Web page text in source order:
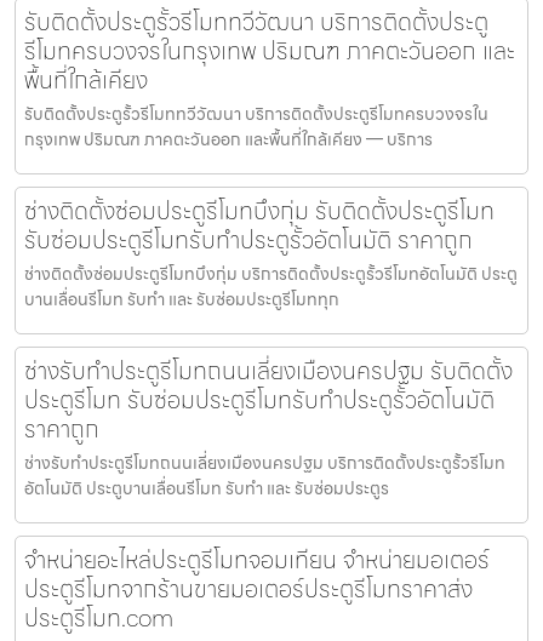
รับติดตั้งประตูรั้วรีโมททวีวัฒนา บริการติดตั้งประตู
รีโมทครบวงจรในกรุงเทพ ปริมณฑ ภาคตะวันออก และ
พื้นที่ใกล้เคียง
รับติดตั้งประตูรั้วรีโมททวีวัฒนา บริการติดตั้งประตูรีโมทครบวงจรใน
กรุงเทพ ปริมณฑ ภาคตะวันออก และพื้นที่ใกล้เคียง — บริการ
ช่างติดตั้งซ่อมประตูรีโมทบึงกุ่ม รับติดตั้งประตูรีโมท
รับซ่อมประตูรีโมทรับทำประตูรั้วอัตโนมัติ ราคาถูก
ช่างติดตั้งซ่อมประตูรีโมทบึงกุ่ม บริการติดตั้งประตูรั้วรีโมทอัตโนมัติ ประตู
บานเลื่อนรีโมท รับทำ และ รับซ่อมประตูรีโมททุก
ช่างรับทำประตูรีโมทถนนเลี่ยงเมืองนครปฐม รับติดตั้ง
ประตูรีโมท รับซ่อมประตูรีโมทรับทำประตูรั้วอัตโนมัติ
ราคาถูก
ช่างรับทำประตูรีโมทถนนเลี่ยงเมืองนครปฐม บริการติดตั้งประตูรั้วรีโมท
อัตโนมัติ ประตูบานเลื่อนรีโมท รับทำ และ รับซ่อมประตูร
จำหน่ายอะไหล่ประตูรีโมทจอมเทียน จำหน่ายมอเตอร์
ประตูรีโมทจากร้านขายมอเตอร์ประตูรีโมทราคาส่ง
ประตูรีโมท.com